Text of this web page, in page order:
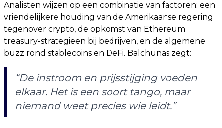
Analisten wijzen op een combinatie van factoren: een
vriendelijkere houding van de Amerikaanse regering
tegenover crypto, de opkomst van Ethereum
treasury-strategieën bij bedrijven, en de algemene
buzz rond stablecoins en DeFi. Balchunas zegt:
“De instroom en prijsstijging voeden
elkaar. Het is een soort tango, maar
niemand weet precies wie leidt.”